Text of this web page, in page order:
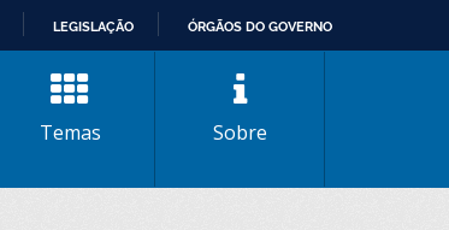
LEGISLAÇÃO ÓRGÃOS DO GOVERNO
Temas Sobre